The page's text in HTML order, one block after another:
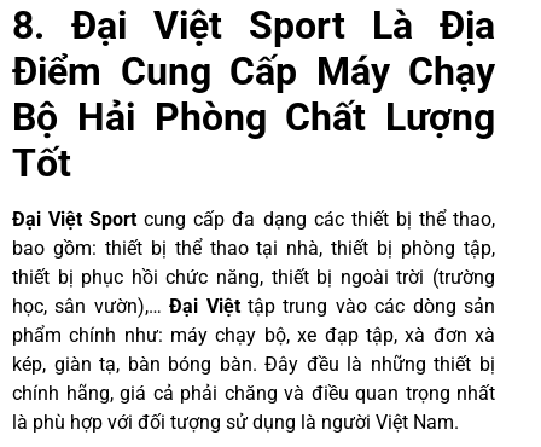
8. Đại Việt Sport Là Địa
Điểm Cung Cấp Máy Chạy
Bộ Hải Phòng Chất Lượng
Tốt
Đại Việt Sport cung cấp đa dạng các thiết bị thể thao,
bao gồm: thiết bị thể thao tại nhà, thiết bị phòng tập,
thiết bị phục hồi chức năng, thiết bị ngoài trời (trường
học, sân vườn),…Đại Việttập trung vào các dòng sản
phẩm chính như: máy chạy bộ, xe đạp tập, xà đơn xà
kép, giàn tạ, bàn bóng bàn. Đây đều là những thiết bị
chính hãng, giá cả phải chăng và điều quan trọng nhất
là phù hợp với đối tượng sử dụng là người Việt Nam.